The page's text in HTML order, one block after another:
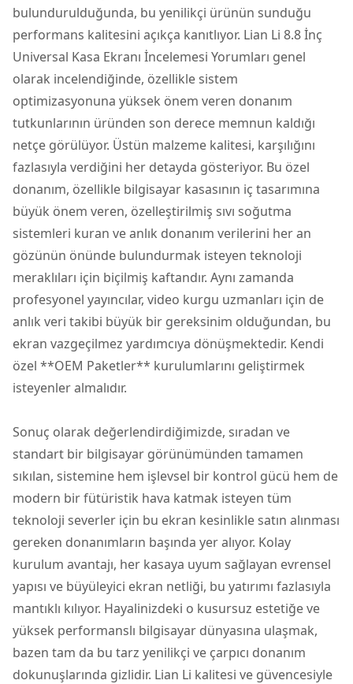
bulundurulduğunda, bu yenilikçi ürünün sunduğu
performans kalitesini açıkça kanıtlıyor. Lian Li 8.8 İnç
Universal Kasa Ekranı İncelemesi Yorumları genel
olarak incelendiğinde, özellikle sistem
optimizasyonuna yüksek önem veren donanım
tutkunlarının üründen son derece memnun kaldığı
netçe görülüyor. Üstün malzeme kalitesi, karşılığını
fazlasıyla verdiğini her detayda gösteriyor. Bu özel
donanım, özellikle bilgisayar kasasının iç tasarımına
büyük önem veren, özelleştirilmiş sıvı soğutma
sistemleri kuran ve anlık donanım verilerini her an
gözünün önünde bulundurmak isteyen teknoloji
meraklıları için biçilmiş kaftandır. Aynı zamanda
profesyonel yayıncılar, video kurgu uzmanları için de
anlık veri takibi büyük bir gereksinim olduğundan, bu
ekran vazgeçilmez yardımcıya dönüşmektedir. Kendi
özel **OEM Paketler** kurulumlarını geliştirmek
isteyenler almalıdır.
Sonuç olarak değerlendirdiğimizde, sıradan ve
standart bir bilgisayar görünümünden tamamen
sıkılan, sistemine hem işlevsel bir kontrol gücü hem de
modern bir fütüristik hava katmak isteyen tüm
teknoloji severler için bu ekran kesinlikle satın alınması
gereken donanımların başında yer alıyor. Kolay
kurulum avantajı, her kasaya uyum sağlayan evrensel
yapısı ve büyüleyici ekran netliği, bu yatırımı fazlasıyla
mantıklı kılıyor. Hayalinizdeki o kusursuz estetiğe ve
yüksek performanslı bilgisayar dünyasına ulaşmak,
bazen tam da bu tarz yenilikçi ve çarpıcı donanım
dokunuşlarında gizlidir. Lian Li kalitesi ve güvencesiyle